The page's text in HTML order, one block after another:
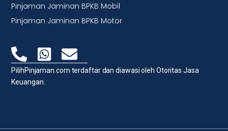
Pinjaman Jaminan BPKB Mobil
Pinjaman Jaminan BPKB Motor
PilihPinjaman.com terdaftar dan diawasi oleh Otoritas Jasa
Keuangan.